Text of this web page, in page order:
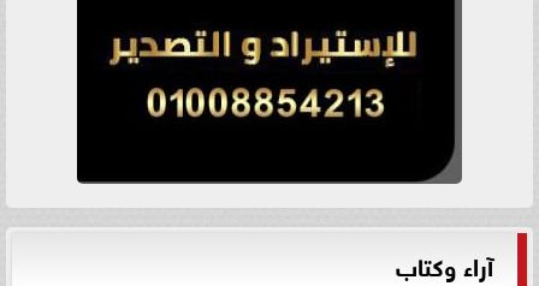
آراء وكتاب